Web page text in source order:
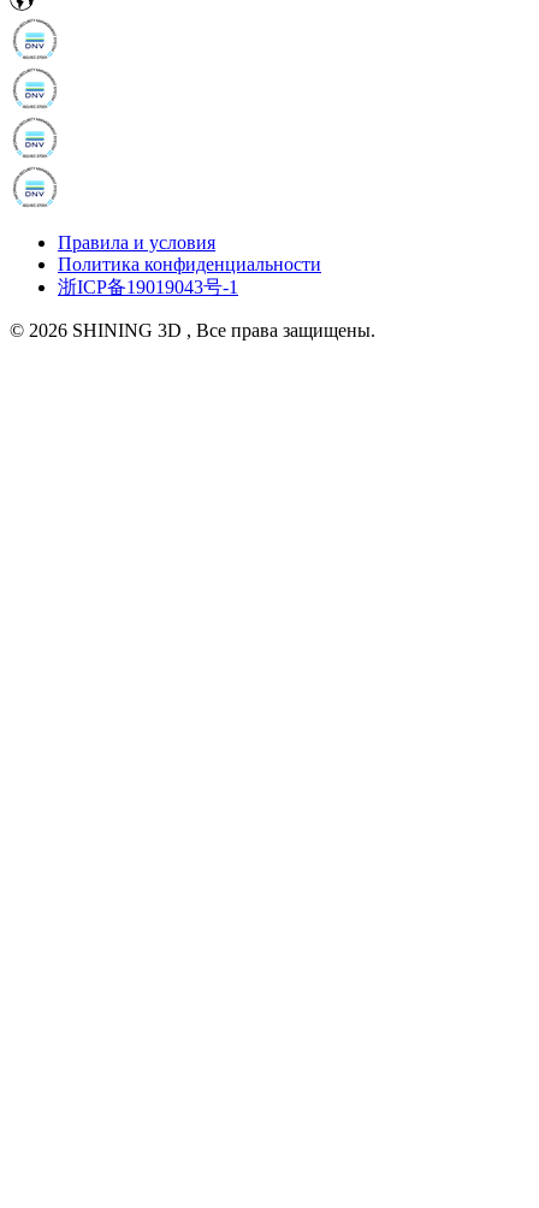
Правила и условия
Политика конфиденциальности
浙ICP备19019043号-1
© 2026 SHINING 3D , Все права защищены.